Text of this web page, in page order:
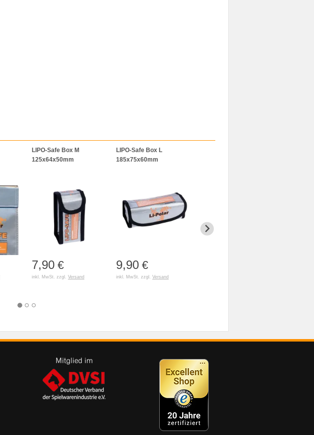
LIPO-Safe Box M
125x64x50mm
7,90 €
inkl. MwSt. zzgl. Versand
LIPO-Safe Box L
185x75x60mm
9,90 €
inkl. MwSt. zzgl. Versand